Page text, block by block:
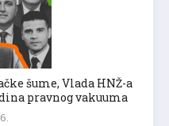
šume, Vlada HNŽ-a
pravnog vakuuma